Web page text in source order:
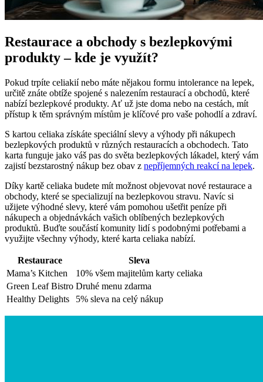
Restaurace a obchody s bezlepkovými
produkty – kde je využít?
Pokud trpíte celiakií nebo máte nějakou formu intolerance na lepek,
určitě znáte obtíže spojené s nalezením restaurací a obchodů, které
nabízí bezlepkové produkty. Ať už jste doma nebo na cestách, mít
přístup k těm správným místům je klíčové pro vaše pohodlí a zdraví.
S kartou celiaka získáte speciální slevy a výhody při nákupech
bezlepkových produktů v různých restauracích a obchodech. Tato
karta funguje jako váš pas do světa bezlepkových lákadel, který vám
zajistí bezstarostný nákup bez obav z nepříjemných reakcí na lepek.
Díky kartě celiaka budete mít možnost objevovat nové restaurace a
obchody, které se specializují na bezlepkovou stravu. Navíc si
užijete výhodné slevy, které vám pomohou ušetřit peníze při
nákupech a objednávkách vašich oblíbených bezlepkových
produktů. Buďte součástí komunity lidí s podobnými potřebami a
využijte všechny výhody, které karta celiaka nabízí.
Restaurace
Sleva
Mama’s Kitchen
10% všem majitelům karty celiaka
Green Leaf Bistro Druhé menu zdarma
Healthy Delights
5% sleva na celý nákup